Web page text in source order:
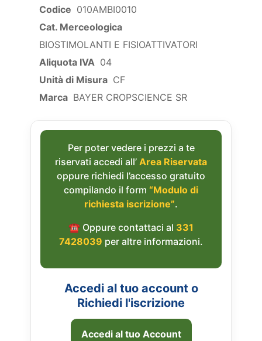
Codice 010AMBI0010
Cat. Merceologica
BIOSTIMOLANTI E FISIOATTIVATORI
Aliquota IVA 04
Unità di Misura CF
Marca BAYER CROPSCIENCE SR
Per poter vedere i prezzi a te
riservati accedi all’ Area Riservata
oppure richiedi l’accesso gratuito
compilando il form “Modulo di
richiesta iscrizione”.
☎︎ Oppure contattaci al 331
7428039 per altre informazioni.
Accedi al tuo account o
Richiedi l'iscrizione
Accedi al tuo Account